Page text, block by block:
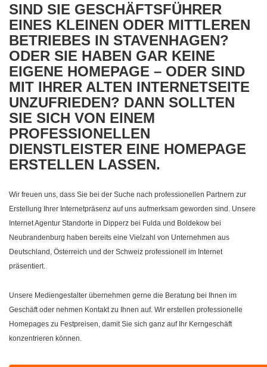
SIND SIE GESCHÄFTSFÜHRER
EINES KLEINEN ODER MITTLEREN
BETRIEBES IN STAVENHAGEN?
ODER SIE HABEN GAR KEINE
EIGENE HOMEPAGE – ODER SIND
MIT IHRER ALTEN INTERNETSEITE
UNZUFRIEDEN? DANN SOLLTEN
SIE SICH VON EINEM
PROFESSIONELLEN
DIENSTLEISTER EINE HOMEPAGE
ERSTELLEN LASSEN.
Wir freuen uns, dass Sie bei der Suche nach professionellen Partnern zur
Erstellung Ihrer Internetpräsenz auf uns aufmerksam geworden sind. Unsere
Internet Agentur Standorte in Dipperz bei Fulda und Boldekow bei
Neubrandenburg haben bereits eine Vielzahl von Unternehmen aus
Deutschland, Österreich und der Schweiz professionell im Internet
präsentiert.
Unsere Mediengestalter übernehmen gerne die Beratung bei Ihnen im
Geschäft oder nehmen Kontakt zu Ihnen auf. Wir erstellen professionelle
Homepages zu Festpreisen, damit Sie sich ganz auf Ihr Kerngeschäft
konzentrieren können.